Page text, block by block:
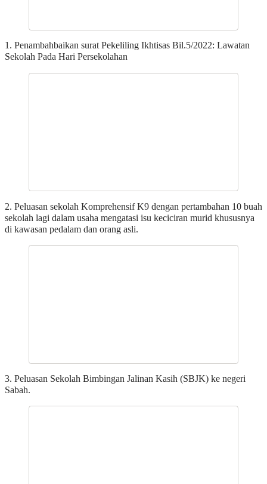
1. Penambahbaikan surat Pekeliling Ikhtisas Bil.5/2022: Lawatan
Sekolah Pada Hari Persekolahan
2. Peluasan sekolah Komprehensif K9 dengan pertambahan 10 buah
sekolah lagi dalam usaha mengatasi isu keciciran murid khususnya
di kawasan pedalam dan orang asli.
3. Peluasan Sekolah Bimbingan Jalinan Kasih (SBJK) ke negeri
Sabah.